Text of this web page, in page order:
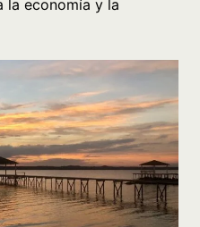
la economía y la